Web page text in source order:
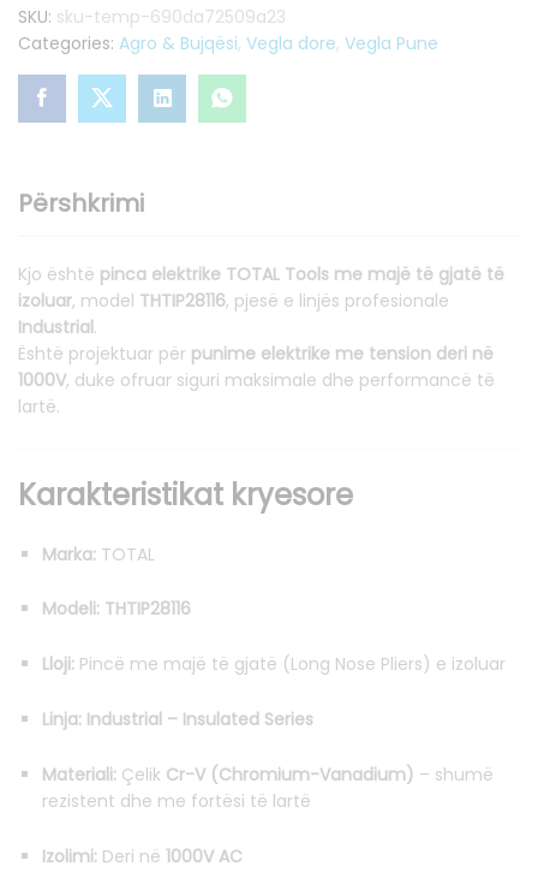
SKU: sku-temp-690da72509a23
Categories: Agro & Bujqësi, Vegla dore, Vegla Pune
Përshkrimi
Kjo është pinca elektrike TOTAL Tools me majë të gjatë të
izoluar, model THTIP28116, pjesë e linjës profesionale
Industrial.
Është projektuar për punime elektrike me tension deri në
1000V, duke ofruar siguri maksimale dhe performancë të
lartë.
Karakteristikat kryesore
Marka: TOTAL
Modeli: THTIP28116
Lloji: Pincë me majë të gjatë (Long Nose Pliers) e izoluar
Linja: Industrial – Insulated Series
Materiali: Çelik Cr-V (Chromium-Vanadium) – shumë
rezistent dhe me fortësi të lartë
Izolimi: Deri në 1000V AC